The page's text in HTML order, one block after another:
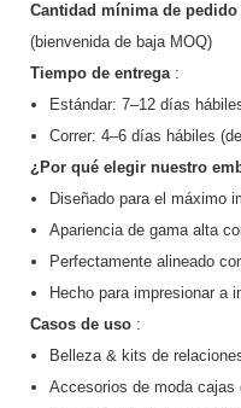
Cantidad mínima de pedido
(bienvenida de baja MOQ)
Tiempo de entrega :
Estándar: 7–12 días
Correr: 4–6 días hábiles
¿Por qué elegir nuestro
Diseñado para el máximo
Apariencia de gama alta
Perfectamente alineado
Hecho para impresionar a
Casos de uso :
Belleza & kits de
Accesorios de moda cajas